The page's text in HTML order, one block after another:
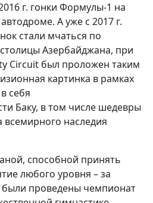
г. гонки Формулы-1 на
А уже с 2017 г.
стали мчаться по
Азербайджана, при
Circuit был проложен таким
картинка в рамках
себя
Баку, в том числе шедевры
всемирного наследия
способной принять
любого уровня – за
были проведены чемпионат